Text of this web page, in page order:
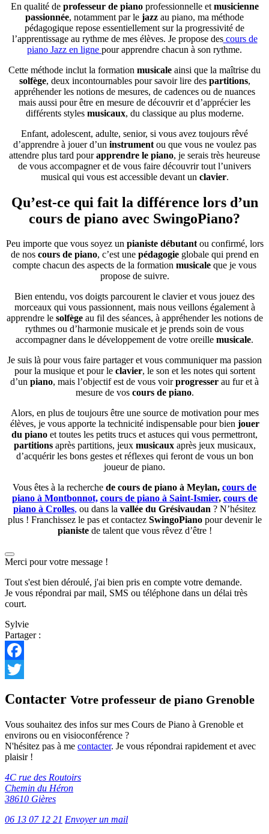
En qualité de professeur de pianoprofessionnelle et musicienne
passionnée, notamment par le jazz au piano, ma méthode
pédagogique repose essentiellement sur la progressivité de
l’apprentissage au rythme de mes élèves. Je propose descours de
piano Jazz en ligne pour apprendre chacun à son rythme.
Cette méthode inclut la formation musicale ainsi que la maîtrise du
solfège, deux incontournables pour savoir lire des partitions,
appréhender les notions de mesures, de cadences ou de nuances
mais aussi pour être en mesure de découvrir et d’apprécier les
différents styles musicaux, du classique au plus moderne.
Enfant, adolescent, adulte, senior, si vous avez toujours rêvé
d’apprendre à jouer d’un instrumentou que vous ne voulez pas
attendre plus tard pourapprendre le piano, je serais très heureuse
de vous accompagner et de vous faire découvrir tout l’univers
musical qui vous est accessible devant un clavier.
Qu’est-ce qui fait la différence lors d’un
cours de piano avec SwingoPiano?
Peu importe que vous soyez un pianiste débutantou confirmé, lors
de nos cours de piano, c’est une pédagogieglobale qui prend en
compte chacun des aspects de la formation musicale que je vous
propose de suivre.
Bien entendu, vos doigts parcourent le clavier et vous jouez des
morceaux qui vous passionnent, mais nous veillons également à
apprendre le solfègeau fil des séances, à appréhender les notions de
rythmes ou d’harmonie musicale et je prends soin de vous
accompagner dans le développement de votre oreille musicale.
Je suis là pour vous faire partager et vous communiquer ma passion
pour la musique et pour le clavier, le son et les notes qui sortent
d’un piano, mais l’objectif est de vous voirprogresser au fur et à
mesure de vos cours de piano.
Alors, en plus de toujours être une source de motivation pour mes
élèves, je vous apporte la technicité indispensable pour bienjouer
du piano et toutes les petits trucs et astuces qui vous permettront,
partitionsaprès partitions, jeux musicauxaprès jeux musicaux,
d’acquérir les bons gestes et réflexes qui feront de vous un bon
joueur de piano.
Vous êtes à la recherche de cours de piano à Meylan, cours de
piano à Montbonnot, cours de piano à Saint-Ismier, cours de
piano à Crolles, ou dans la vallée du Grésivaudan ? N’hésitez
plus ! Franchissez le pas et contactez SwingoPiano pour devenir le
pianistede talent que vous rêvez d’être !
Merci pour votre message !
Tout s'est bien déroulé, j'ai bien pris en compte votre demande.
Je vous répondrai par mail, SMS ou téléphone dans un délai très
court.
Sylvie
Partager :
Facebook
Contacter Votre professeur de piano Grenoble
Vous souhaitez des infos sur mes Cours de Piano à Grenoble et
environs ou en visioconférence ?
N'hésitez pas à me contacter. Je vous répondrai rapidement et avec
plaisir !
4C rue des Routoirs
Chemin du Héron
38610 Gières
06 13 07 12 21 Envoyer un mail